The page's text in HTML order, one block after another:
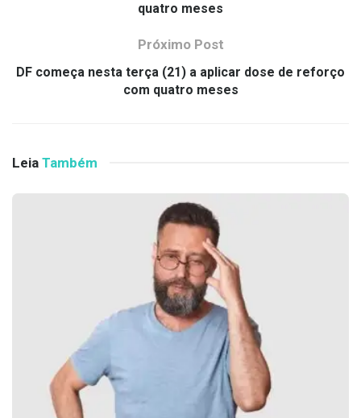
quatro meses
Próximo Post
DF começa nesta terça (21) a aplicar dose de reforço
com quatro meses
Leia Também